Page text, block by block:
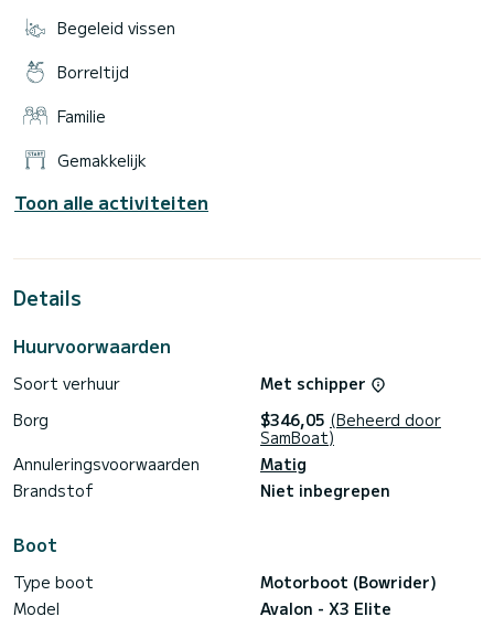
Begeleid vissen
Borreltijd
Familie
Gemakkelijk
Toon alle activiteiten
Details
Huurvoorwaarden
Soort verhuur
Met schipper
Borg
$346,05 (Beheerd door
SamBoat)
Annuleringsvoorwaarden
Matig
Brandstof
Niet inbegrepen
Boot
Type boot
Motorboot (Bowrider)
Model
Avalon - X3 Elite